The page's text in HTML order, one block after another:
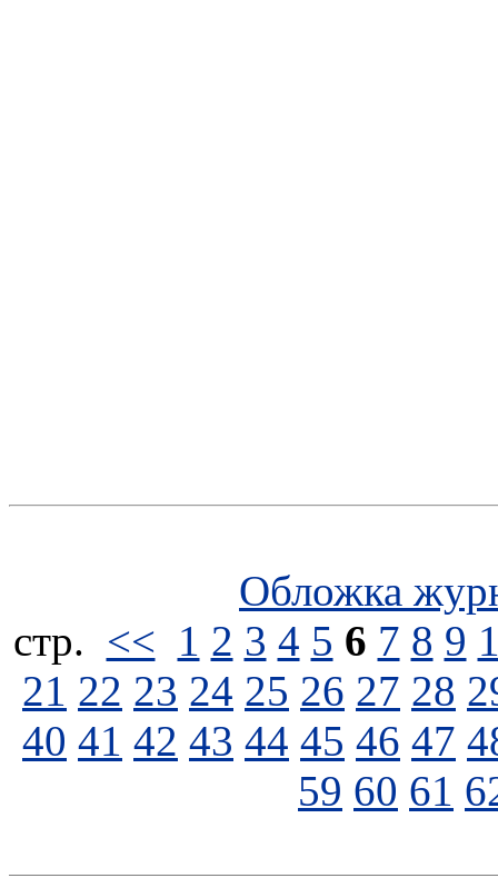
Обложка
стp. << 1 2 3 4 5 6 7 8 9
21 22 23 24 25 26 27 28
40 41 42 43 44 45 46 47
59 60 61